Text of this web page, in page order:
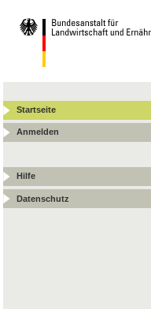
Startseite
Anmelden
Hilfe
Datenschutz